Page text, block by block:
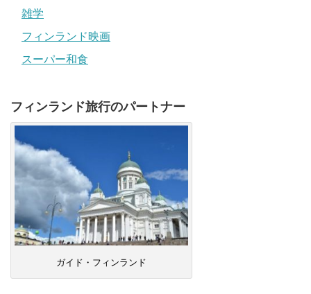
雑学
フィンランド映画
スーパー和食
フィンランド旅行のパートナー
ガイド・フィンランド